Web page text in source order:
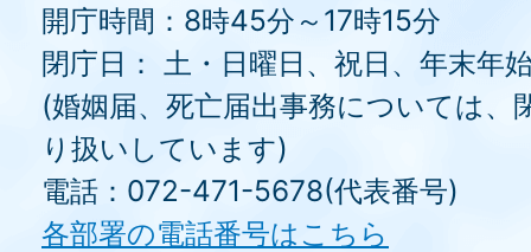
開庁時間：8時45分～17時15分
閉庁日： 土・日曜日、祝日、年末年
(婚姻届、死亡届出事務については、
り扱いしています)
電話：072-471-5678(代表番号)
各部署の電話番号はこちら